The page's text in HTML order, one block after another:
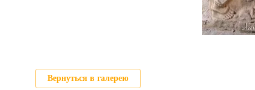
Вернуться в галерею